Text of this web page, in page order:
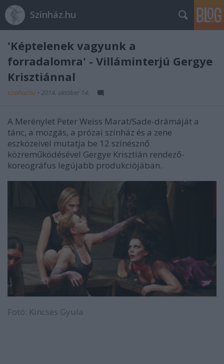
Színház.hu
'Képtelenek vagyunk a
forradalomra' - Villáminterjú Gergye
Krisztiánnal
szinhazhu • 2014. október 14.
A Merénylet Peter Weiss Marat/Sade-drámáját a
tánc, a mozgás, a prózai színház és a zene
eszközeivel mutatja be 12 színésznő
közreműködésével Gergye Krisztián rendező-
koreográfus legújabb produkciójában.
Fotó: Kincses Gyula